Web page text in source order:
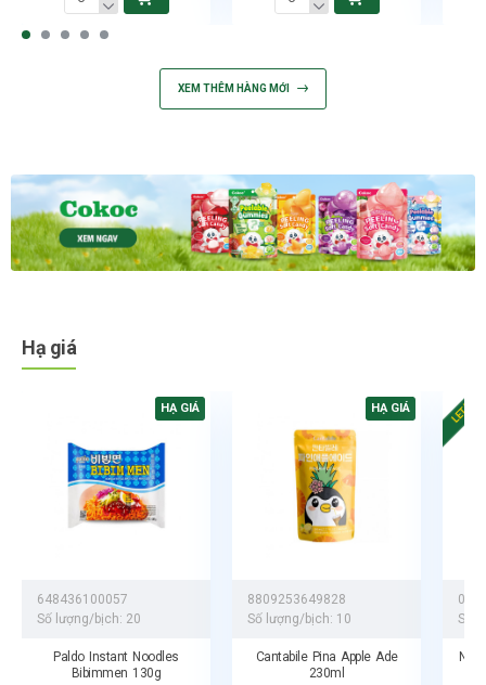
XEM THÊM HÀNG MỚI
Hạ giá
HẠ GIÁ
648436100057
Số lượng/bịch: 20
Paldo Instant Noodles
Bibimmen 130g
HẠ GIÁ
8809253649828
Số lượng/bịch: 10
Cantabile Pina Apple Ade
230ml
LETÁK
Số